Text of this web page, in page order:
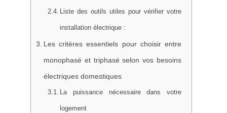
Liste des outils utiles pour vérifier votre
installation électrique :
Les critères essentiels pour choisir entre
monophasé et triphasé selon vos besoins
électriques domestiques
La puissance nécessaire dans votre
logement